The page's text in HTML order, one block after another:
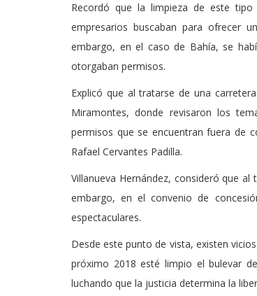
Recordó que la limpieza de este
empresarios buscaban para ofrecer
embargo, en el caso de Bahía, se
otorgaban permisos.
Explicó que al tratarse de una
Miramontes, donde revisaron los
permisos que se encuentran fuera de
Rafael Cervantes Padilla.
Villanueva Hernández, consideró que
embargo, en el convenio de
espectaculares.
Desde este punto de vista, existen
próximo 2018 esté limpio el bulevar
luchando que la justicia determina la